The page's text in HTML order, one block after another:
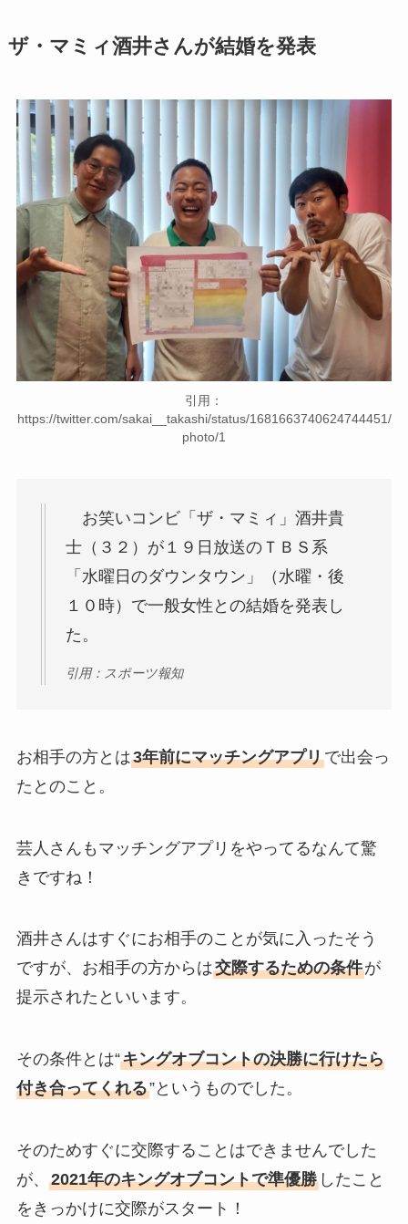
ザ・マミィ酒井さんが結婚を発表
引用：
https://twitter.com/sakai__takashi/status/1681663740624744451/
photo/1
お笑いコンビ「ザ・マミィ」酒井貴
士（３２）が１９日放送のＴＢＳ系
「水曜日のダウンタウン」（水曜・後
１０時）で一般女性との結婚を発表し
た。
引用：スポーツ報知
お相手の方とは3年前にマッチングアプリで出会っ
たとのこと。
芸人さんもマッチングアプリをやってるなんて驚
きですね！
酒井さんはすぐにお相手のことが気に入ったそう
ですが、お相手の方からは交際するための条件が
提示されたといいます。
その条件とは“キングオブコントの決勝に行けたら
付き合ってくれる”というものでした。
そのためすぐに交際することはできませんでした
が、 2021年のキングオブコントで準優勝したこと
をきっかけに交際がスタート！